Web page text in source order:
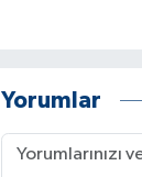
Yorumlar